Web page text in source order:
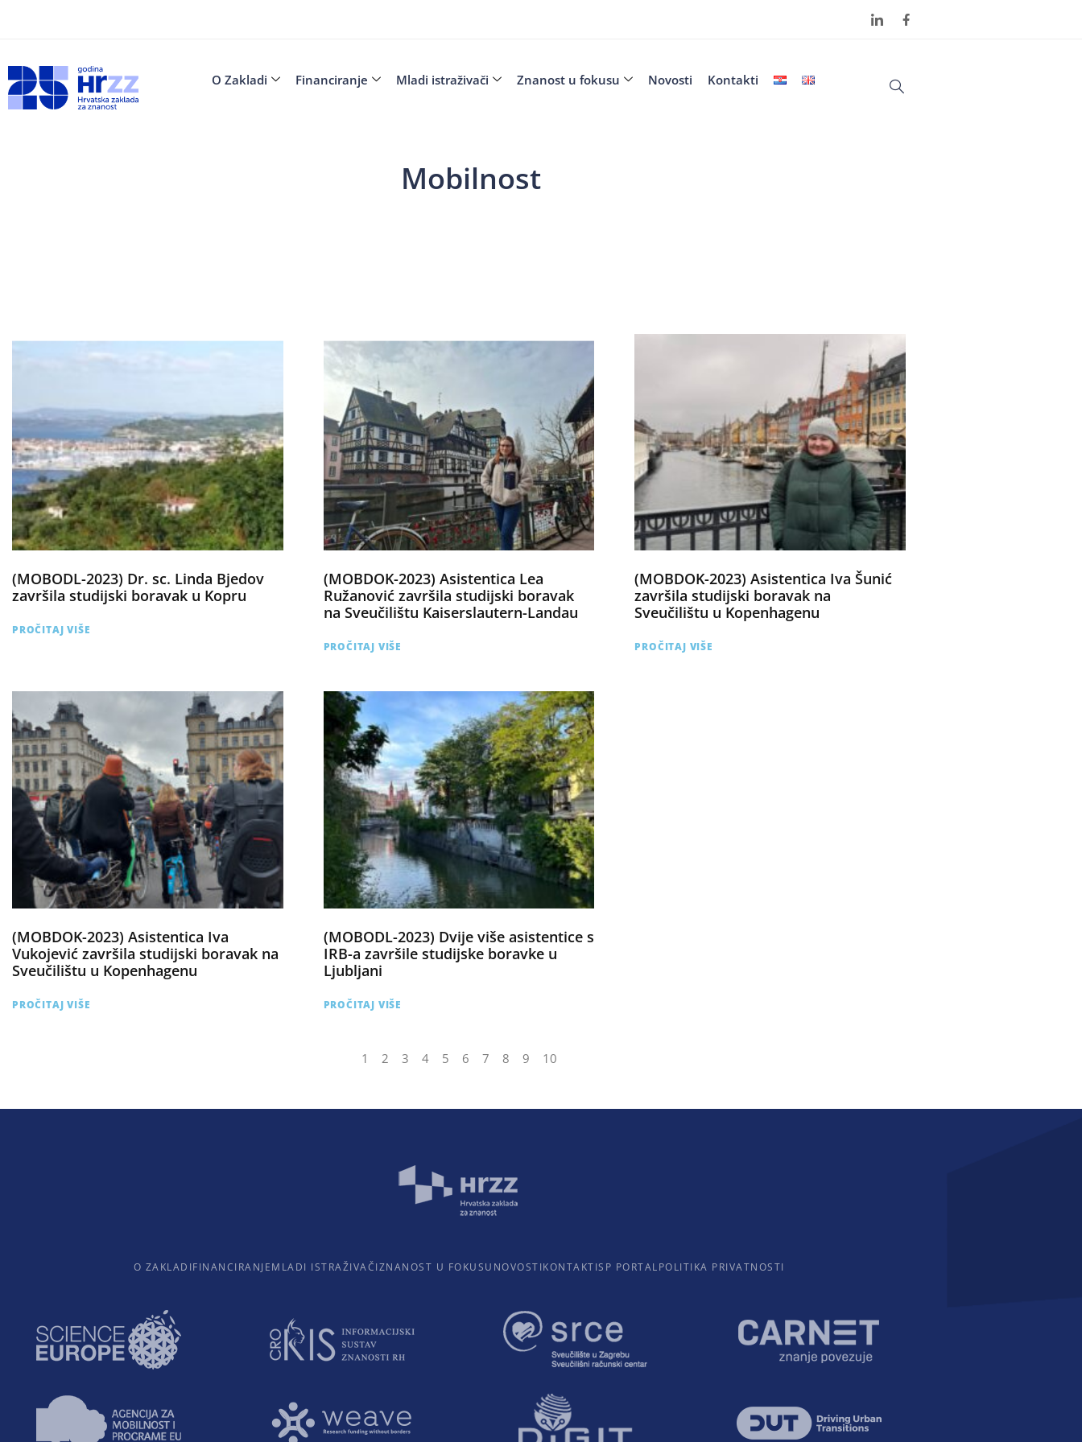
O Zakladi Financiranje Mladi istraživači Znanost u fokusu Novosti Kontakti
Mobilnost
(MOBODL-2023) Dr. sc. Linda Bjedov
završila studijski boravak u Kopru
PROČITAJ VIŠE
(MOBDOK-2023) Asistentica Lea
Ružanović završila studijski boravak
na Sveučilištu Kaiserslautern-Landau
PROČITAJ VIŠE
(MOBDOK-2023) Asistentica Iva Šunić
završila studijski boravak na
Sveučilištu u Kopenhagenu
PROČITAJ VIŠE
(MOBDOK-2023) Asistentica Iva
Vukojević završila studijski boravak na
Sveučilištu u Kopenhagenu
PROČITAJ VIŠE
(MOBODL-2023) Dvije više asistentice s
IRB-a završile studijske boravke u
Ljubljani
PROČITAJ VIŠE
1 2 3 4 5 6 7 8 9 10
O ZAKLADIFINANCIRANJEMLADI ISTRAŽIVAČIZNANOST U FOKUSU NOVOSTIKONTAKTISP PORTALPOLITIKA PRIVATNOSTI